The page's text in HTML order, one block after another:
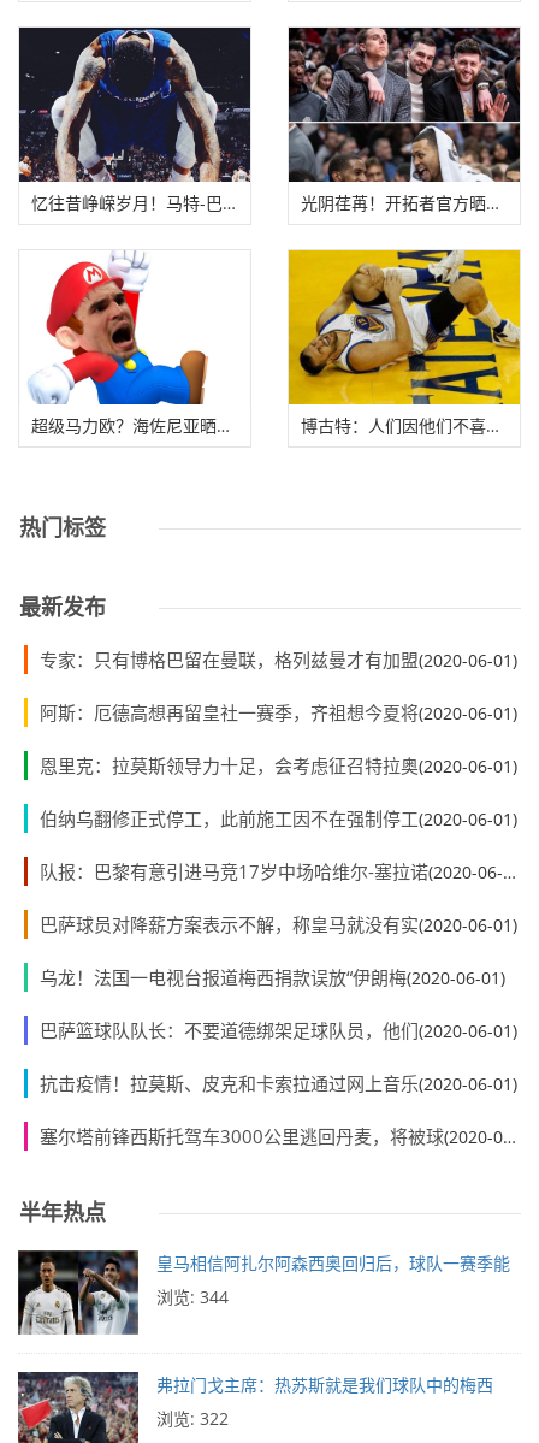
忆往昔峥嵘岁月！马特-巴恩斯社媒晒曾经个人赛 光阴荏苒！开拓者官方晒今昔球员对比：21世纪第
超级马力欧？海佐尼亚晒出自己有趣扣篮视频 博古特：人们因他们不喜欢的人生病而欢呼，我
热门标签
最新发布
专家：只有博格巴留在曼联，格列兹曼才有加盟(2020-06-01)
阿斯：厄德高想再留皇社一赛季，齐祖想今夏将(2020-06-01)
恩里克：拉莫斯领导力十足，会考虑征召特拉奥(2020-06-01)
伯纳乌翻修正式停工，此前施工因不在强制停工(2020-06-01)
队报：巴黎有意引进马竞17岁中场哈维尔-塞拉诺(2020-06-01)
巴萨球员对降薪方案表示不解，称皇马就没有实(2020-06-01)
乌龙！法国一电视台报道梅西捐款误放“伊朗梅(2020-06-01)
巴萨篮球队队长：不要道德绑架足球队员，他们(2020-06-01)
抗击疫情！拉莫斯、皮克和卡索拉通过网上音乐(2020-06-01)
塞尔塔前锋西斯托驾车3000公里逃回丹麦，将被球(2020-06-01)
半年热点
皇马相信阿扎尔阿森西奥回归后，球队一赛季能
浏览: 344
弗拉门戈主席：热苏斯就是我们球队中的梅西
浏览: 322